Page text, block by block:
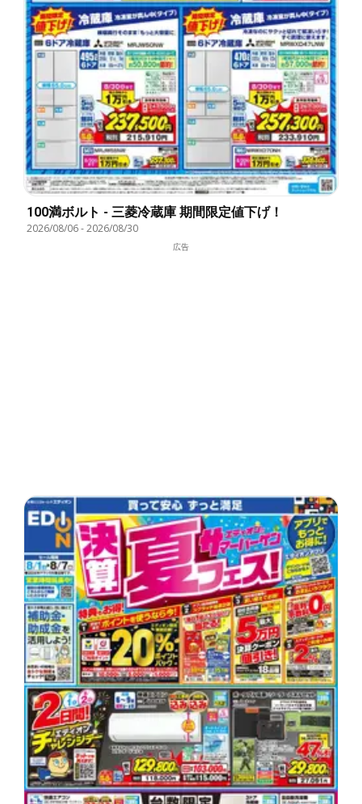
100満ボルト - 三菱冷蔵庫 期間限定値下げ！
2026/08/06-2026/08/30
広告